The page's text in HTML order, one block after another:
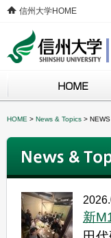
信州大学HOME
HOME > News & Topics > NEWS
新